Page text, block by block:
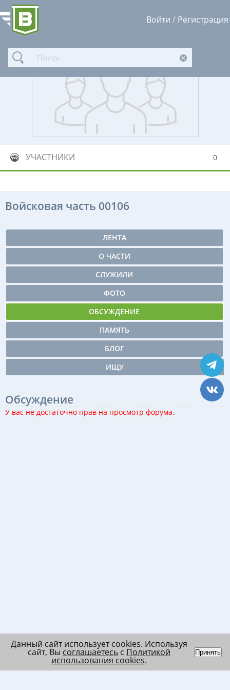
Войти / Регистрация
УЧАСТНИКИ 0
Войсковая часть 00106
ЛЕНТА
О ЧАСТИ
СЛУЖИЛИ
ФОТО
ОБСУЖДЕНИЕ
ПАМЯТЬ
БЛОГ
ИЩУ
Обсуждение
У вас не достаточно прав на просмотр форума.
Данный сайт использует cookies. Используя
сайт, Вы соглашаетесьс Политикой
использования cookies.
Принять